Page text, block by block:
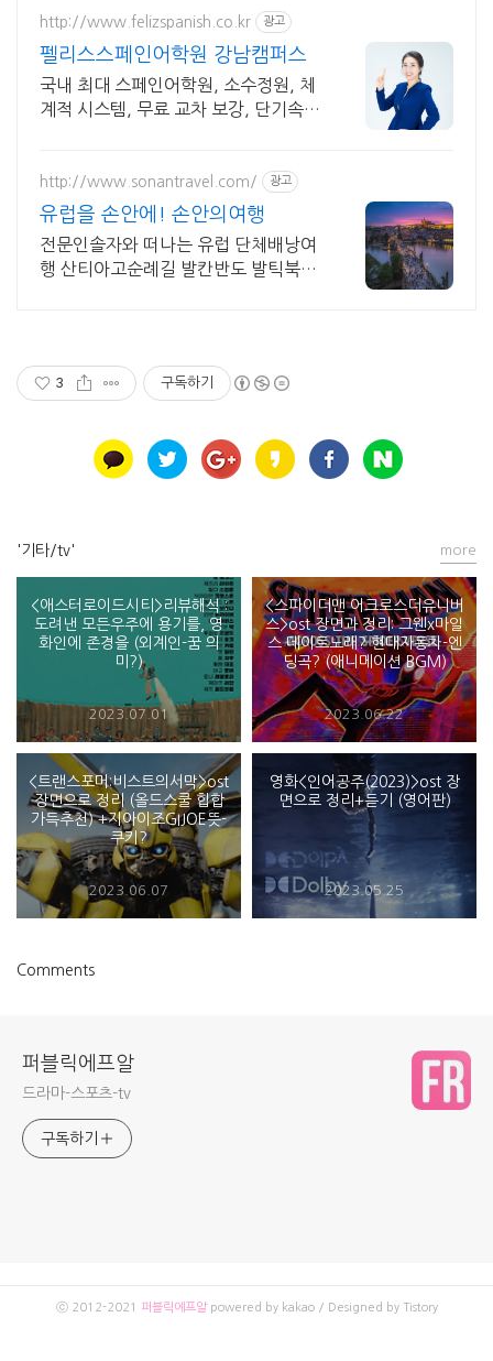
http://www.felizspanish.co.kr 광고
펠리스스페인어학원 강남캠퍼스
국내 최대 스페인어학원, 소수정원, 체
계적 시스템, 무료 교차 보강, 단기속성
http://www.sonantravel.com/ 광고
유럽을 손안에! 손안의여행
전문인솔자와 떠나는 유럽 단체배낭여
행 산티아고순례길 발칸반도 발틱북유
3 구독하기
'기타/tv'
<애스터로이드시티>리뷰해석 :
도려낸 모든우주에 용기를, 영
화인에 존경을 (외계인-꿈 의
미?)
2023.07.01
<스파이더맨 어크로스더유니버
스>ost 장면과 정리: 그웬x마일
스 데이트노래? 현대자동차-엔
딩곡? (애니메이션 BGM)
2023.06.22
<트랜스포머:비스트의서막>ost
장면으로 정리 (올드스쿨 힙합
가득추천) +지아이조GIJOE뜻-
쿠키?
2023.06.07
영화<인어공주(2023)>ost 장
면으로 정리+듣기 (영어판)
2023.05.25
more
Comments
퍼블릭에프알
드라마-스포츠-tv
구독하기
ⓒ 2012-2021 퍼블릭에프알powered by kakao / Designed by Tistory